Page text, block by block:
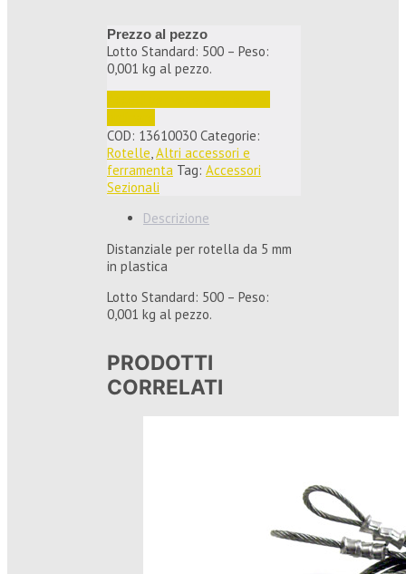
Prezzo al pezzo
Lotto Standard: 500 – Peso:
0,001 kg al pezzo.
COD: 13610030 Categorie:
Rotelle,Altri accessori e
ferramenta Tag: Accessori
Sezionali
Descrizione
Distanziale per rotella da 5 mm
in plastica
Lotto Standard: 500 – Peso:
0,001 kg al pezzo.
PRODOTTI
CORRELATI